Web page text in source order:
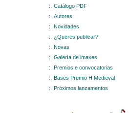
:.
Catálogo PDF
:.
Autores
:.
Novidades
:.
¿Queres publicar?
:.
Novas
:.
Galería de imaxes
:.
Premios e convocatorias
:.
Bases Premio H Medieval
:.
Próximos lanzamentos